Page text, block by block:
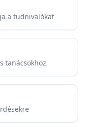
a tudnivalókat
tanácsokhoz